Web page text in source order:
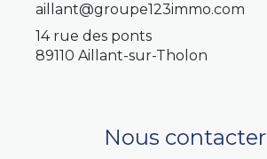
aillant@groupe123immo.com
14 rue des ponts
89110 Aillant-sur-Tholon
Nous contacter